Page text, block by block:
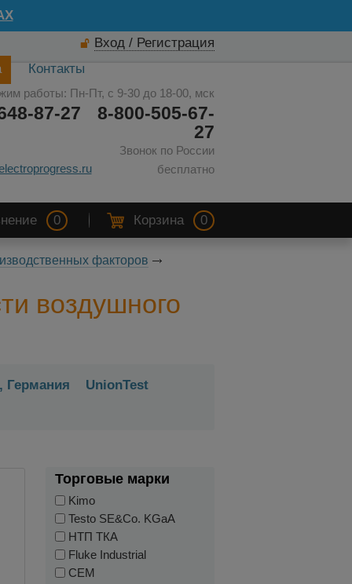
Вход / Регистрация
Контакты
работы: Пн-Пт, с 9-30 до 18-00, мск
8-800-505-67-
27
Звонок по России
бесплатно
87-27
0 Корзина 0
факторов
воздушного
Германия UnionTest
Торговые марки
Kimo
Testo SE&Co. KGaA
НТП ТКА
Fluke Industrial
CEM